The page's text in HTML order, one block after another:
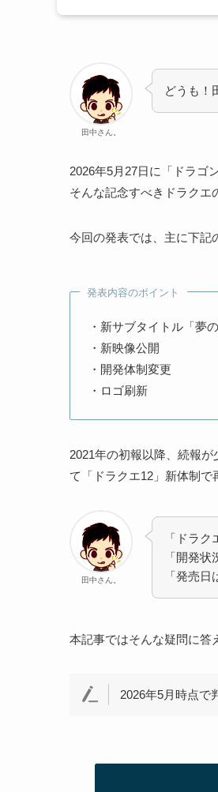
田中さん。
どうも！
2026年5月27日に「ドラゴ
そんな記念すべきドラクエ
今回の発表では、主に下記
発表内容のポイント
・新サブタイトル「夢の
・新映像公開
・開発体制変更
・ロゴ刷新
2021年の初報以降、続報
て「ドラクエ12」新体制で
田中さん。
「ドラク
「開発状
「発売日
本記事ではそんな疑問に答
2026年5月時点で